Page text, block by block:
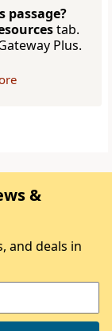
passage?
tab.
Plus.
&
and deals in